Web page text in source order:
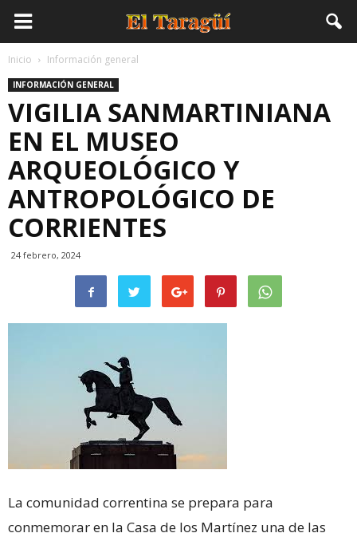
Inicio Información general
INFORMACIÓN GENERAL
VIGILIA SANMARTINIANA
EN EL MUSEO
ARQUEOLÓGICO Y
ANTROPOLÓGICO DE
CORRIENTES
24 febrero, 2024
La comunidad correntina se prepara para
conmemorar en la Casa de los Martínez una de las